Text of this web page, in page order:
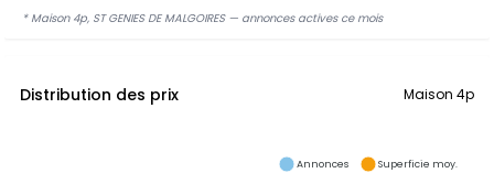
* Maison 4p, ST GENIES DE MALGOIRES — annonces actives ce mois
Distribution des prix Maison 4p
Annonces Superficie moy.